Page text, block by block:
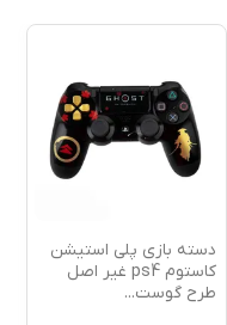
دسته بازی پلی استیشن
کاستوم ps4 غیر اصل
طرح گوست...